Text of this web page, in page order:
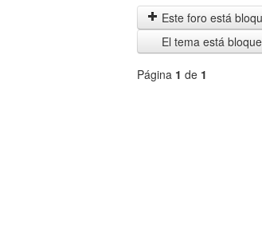
Este foro está
El tema está
Página 1 de 1